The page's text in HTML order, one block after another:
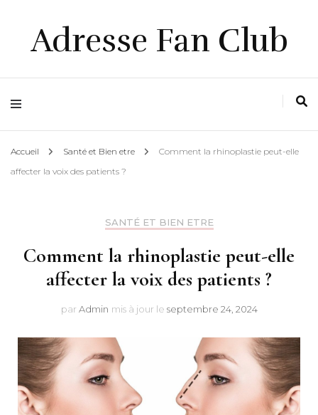
Adresse Fan Club
Accueil Santé et Bien etre
Comment la rhinoplastie peut-elle
affecter la voix des patients ?
SANTÉ ET BIEN ETRE
Comment la rhinoplastie peut-elle
affecter la voix des patients ?
par Admin mis à jour le septembre 24, 2024